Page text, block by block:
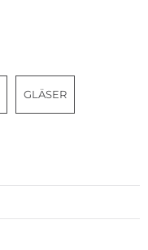
GLÄSER